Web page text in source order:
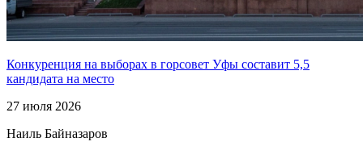
Конкуренция на выборах в горсовет Уфы составит 5,5
кандидата на место
27 июля 2026
Наиль Байназаров